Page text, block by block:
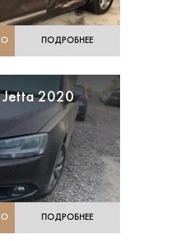
ПОДРОБНЕЕ
Jetta 2020
ПОДРОБНЕЕ